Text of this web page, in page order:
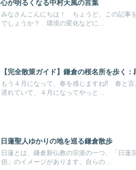
心が明るくなる中村天風の言葉
みなさんこんにちは！ ちょうど、この記事
でしょうか？ 環境の変化などに...
【完全散策ガイド】鎌倉の桜名所を歩く
もう４月になって、春を感じますね⁉ 春と
遅れていて、４月になってやっと...
日蓮聖人ゆかりの地を巡る鎌倉散歩
日蓮とは、鎌倉新仏教の宗派の一つ、「日蓮
侶」のイメージがあります。自らの...